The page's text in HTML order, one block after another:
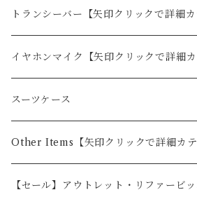
トランシーバー【矢印クリックで詳細カ
BLUE CENTURY
BC-23ChantyPlus（シャンティプラス）
BC-20Chanty（シャンティ）
KENWOOD
オプション
ALINCO
オプション
STANDARD
イヤホンマイク【矢印クリックで詳細カ
BLUE CENTURY
BC-23ChantyPlus（シャンティプラス）用
BC-20用
KENWOOD
2ピン
ALINCO
スーツケース
Other Items【矢印クリックで詳細カテ
ドライブレコーダー
【セール】アウトレット・リファービ